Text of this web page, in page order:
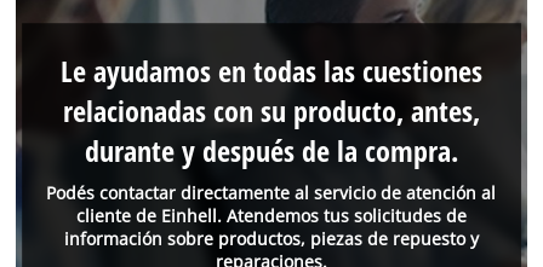
Podés contactar directamente al servicio de atención al
cliente de Einhell. Atendemos tus solicitudes de
información sobre productos, piezas de repuesto y
reparaciones.
Le ayudamos en todas las cuestiones
relacionadas con su producto, antes,
durante y después de la compra.